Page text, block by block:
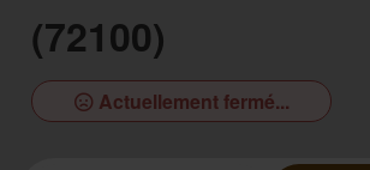
(72100)
Actuellement fermé...